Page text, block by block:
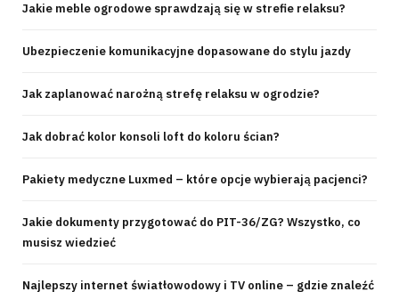
Jakie meble ogrodowe sprawdzają się w strefie relaksu?
Ubezpieczenie komunikacyjne dopasowane do stylu jazdy
Jak zaplanować narożną strefę relaksu w ogrodzie?
Jak dobrać kolor konsoli loft do koloru ścian?
Pakiety medyczne Luxmed – które opcje wybierają pacjenci?
Jakie dokumenty przygotować do PIT-36/ZG? Wszystko, co
musisz wiedzieć
Najlepszy internet światłowodowy i TV online – gdzie znaleźć